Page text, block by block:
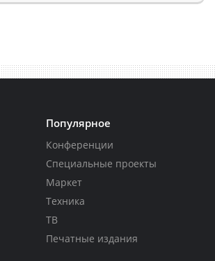
Популярное
Конференции
Специальные проекты
Маркет
Техника
ТВ
Печатные издания